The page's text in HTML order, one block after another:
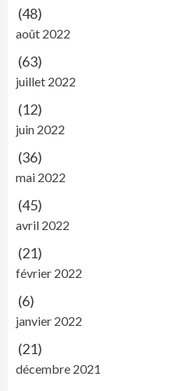
(48)
août 2022
(63)
juillet 2022
(12)
juin 2022
(36)
mai 2022
(45)
avril 2022
(21)
février 2022
(6)
janvier 2022
(21)
décembre 2021